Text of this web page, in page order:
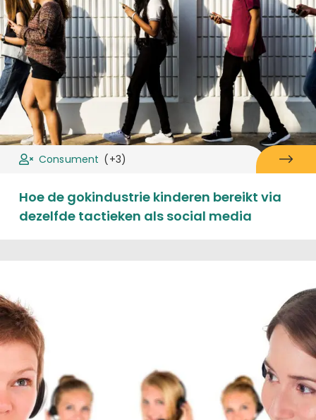
Consument (+3)
Hoe de gokindustrie kinderen bereikt via
dezelfde tactieken als social media